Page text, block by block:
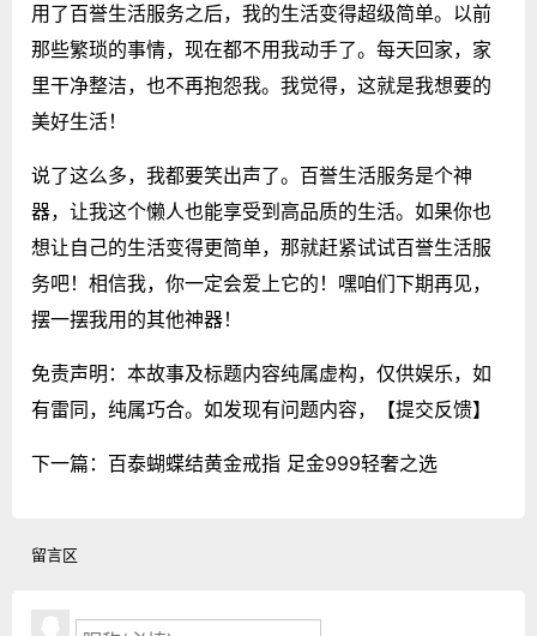
用了百誉生活服务之后，我的生活变得超级简单。以前
那些繁琐的事情，现在都不用我动手了。每天回家，家
里干净整洁，也不再抱怨我。我觉得，这就是我想要的
美好生活！
说了这么多，我都要笑出声了。百誉生活服务是个神
器，让我这个懒人也能享受到高品质的生活。如果你也
想让自己的生活变得更简单，那就赶紧试试百誉生活服
务吧！相信我，你一定会爱上它的！嘿咱们下期再见，
摆一摆我用的其他神器！
免责声明：本故事及标题内容纯属虚构，仅供娱乐，如
有雷同，纯属巧合。如发现有问题内容，
【提交反馈】
下一篇： 百泰蝴蝶结黄金戒指 足金999轻奢之选
留言区